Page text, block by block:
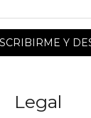
Legal